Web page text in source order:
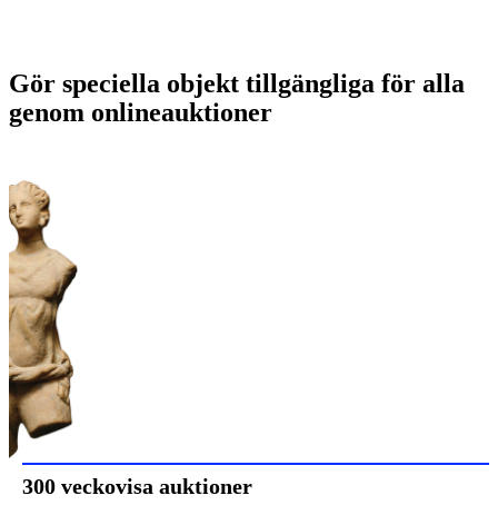
Gör speciella objekt tillgängliga för alla
genom onlineauktioner
300 veckovisa auktioner